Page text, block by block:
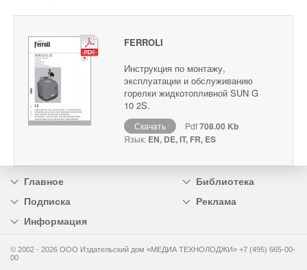
FERROLI
Инструкция по монтажу,
эксплуатации и обслуживанию
горелки жидкотопливной SUN G
10 2S.
Скачать Pdf708.00 Kb
Язык: EN, DE, IT, FR, ES
Главное
Библиотека
Подписка
Реклама
Информация
© 2002 - 2026 OOO Издательский дом «МЕДИА ТЕХНОЛОДЖИ» +7 (495) 665-00-
00